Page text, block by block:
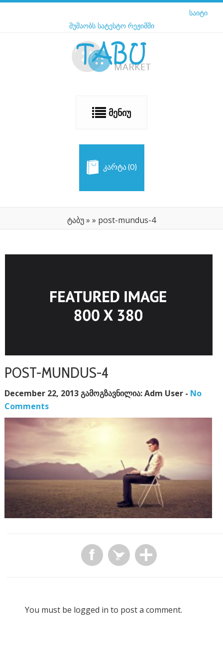
საიტი
მუშაობს სატესტო რეჟიმში
ᲛᲔᲜᲘᲣ
ᲙᲐᲠᲢᲐ (0)
No products in the cart.
ტაბუ» » post-mundus-4
POST-MUNDUS-4
December 22, 2013 გამოგზავნილია: Adm User - No
Comments
You must be logged in to post a comment.